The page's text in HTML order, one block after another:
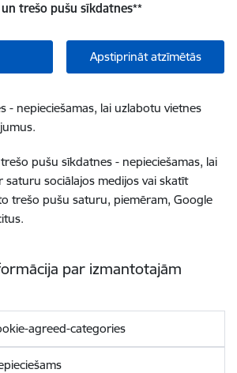
trešo pušu sīkdatnes**
Apstiprināt atzīmētās
- nepieciešamas, lai uzlabotu vietnes
pušu sīkdatnes - nepieciešamas, lai
saturu sociālajos medijos vai skatīt
trešo pušu saturu, piemēram, Google
par izmantotajām
agreed-categories